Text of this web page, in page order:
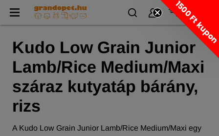
Kudo Low Grain Junior
Lamb/Rice Medium/Maxi
száraz kutyatáp bárány,
rizs
A Kudo Low Grain Junior Lamb/Rice Medium/Maxi egy
1500 Ft